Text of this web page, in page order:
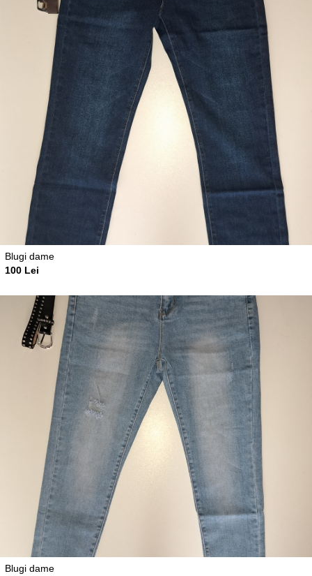
Blugi dame
100 Lei
Blugi dame